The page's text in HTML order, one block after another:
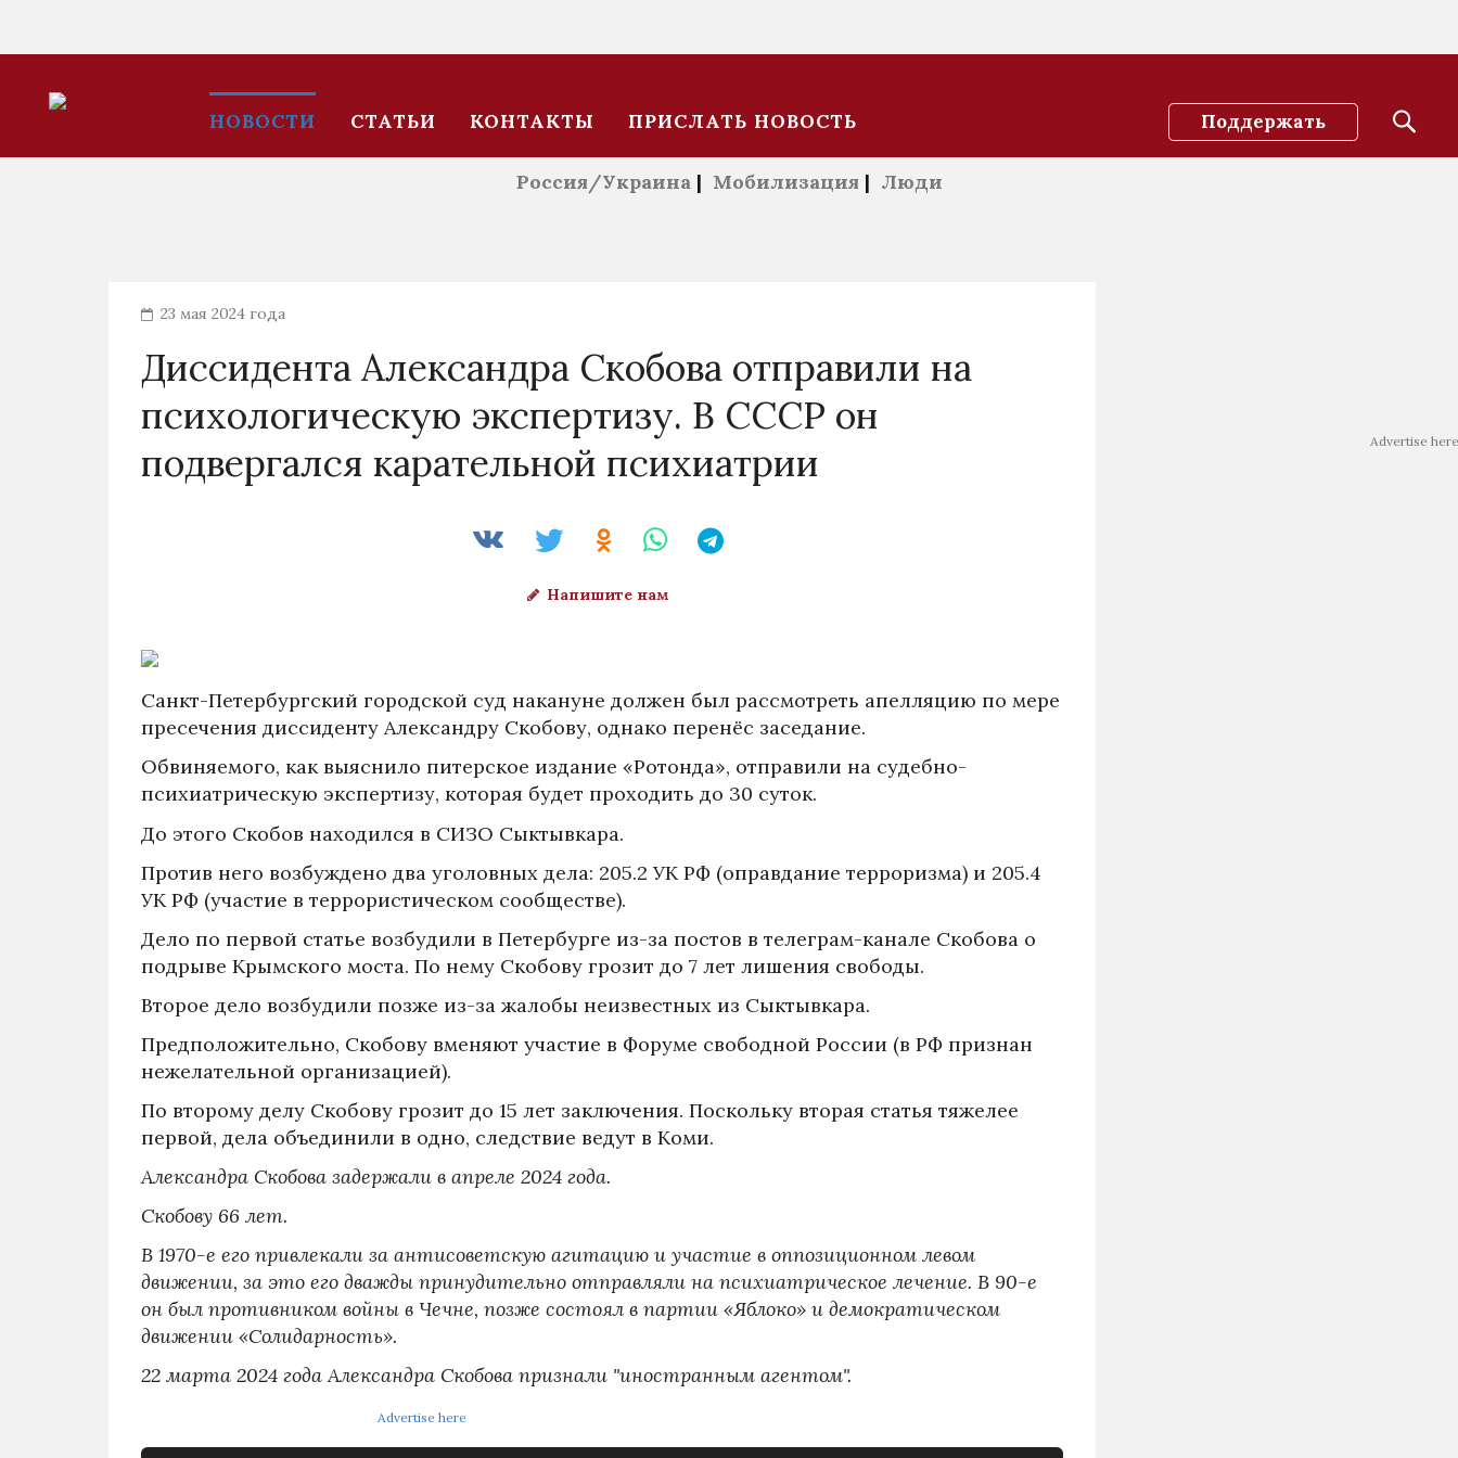
НОВОСТИ СТАТЬИ КОНТАКТЫ ПРИСЛАТЬ НОВОСТЬ Поддержать
Россия/Украина | Мобилизация | Люди
23 мая 2024 года
Диссидента Александра Скобова отправили на
психологическую экспертизу. В СССР он
подвергался карательной психиатрии
Напишите нам
Санкт-Петербургский городской суд накануне должен был рассмотреть апелляцию по мере
пресечения диссиденту Александру Скобову, однако перенёс заседание.
Обвиняемого, как выяснило питерское издание «Ротонда», отправили на судебно-
психиатрическую экспертизу, которая будет проходить до 30 суток.
До этого Скобов находился в СИЗО Сыктывкара.
Против него возбуждено два уголовных дела: 205.2 УК РФ (оправдание терроризма) и 205.4
УК РФ (участие в террористическом сообществе).
Дело по первой статье возбудили в Петербурге из-за постов в телеграм-канале Скобова о
подрыве Крымского моста. По нему Скобову грозит до 7 лет лишения свободы.
Второе дело возбудили позже из-за жалобы неизвестных из Сыктывкара.
Предположительно, Скобову вменяют участие в Форуме свободной России (в РФ признан
нежелательной организацией).
По второму делу Скобову грозит до 15 лет заключения. Поскольку вторая статья тяжелее
первой, дела объединили в одно, следствие ведут в Коми.
Александра Скобова задержали в апреле 2024 года.
Скобову 66 лет.
В 1970-е его привлекали за антисоветскую агитацию и участие в оппозиционном левом
движении, за это его дважды принудительно отправляли на психиатрическое лечение. В 90-е
он был противником войны в Чечне, позже состоял в партии «Яблоко» и демократическом
движении «Солидарность».
22 марта 2024 года Александра Скобова признали "иностранным агентом".
Advertise here
Advertise